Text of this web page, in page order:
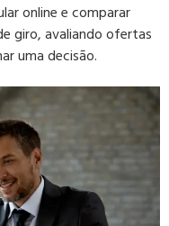
online e comparar
giro, avaliando ofertas
uma decisão.